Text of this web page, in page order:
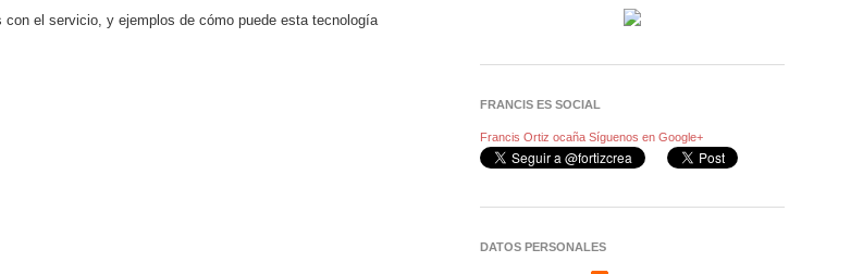
el servicio, y ejemplos de cómo puede esta tecnología
FRANCIS ES SOCIAL
Francis Ortiz ocaña Síguenos en Google+
DATOS PERSONALES